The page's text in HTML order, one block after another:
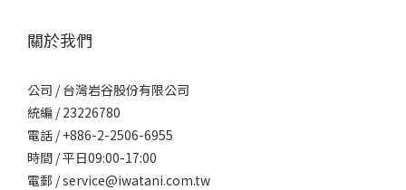
關於我們
公司 / 台灣岩谷股份有限公司
統編 / 23226780
電話 / +886-2-2506-6955
時間 / 平日09:00-17:00
電郵 / service@iwatani.com.tw